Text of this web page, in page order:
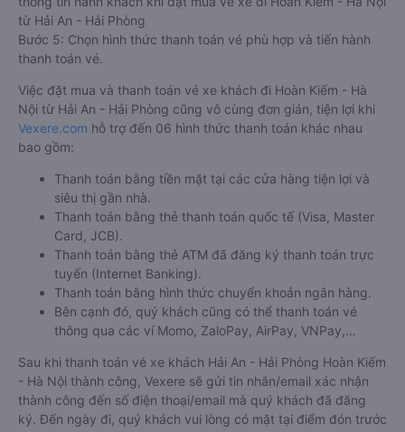
từ Hải An - Hải Phòng
Bước 5: Chọn hình thức thanh toán vé phù hợp và tiến hành
thanh toán vé.
Việc đặt mua và thanh toán vé xe khách đi Hoàn Kiếm - Hà
Nội từ Hải An - Hải Phòng cũng vô cùng đơn giản, tiện lợi khi
Vexere.com hỗ trợ đến 06 hình thức thanh toán khác nhau
bao gồm:
Thanh toán bằng tiền mặt tại các cửa hàng tiện lợi và
siêu thị gần nhà.
Thanh toán bằng thẻ thanh toán quốc tế (Visa, Master
Card, JCB).
Thanh toán bằng thẻ ATM đã đăng ký thanh toán trực
tuyến (Internet Banking).
Thanh toán bằng hình thức chuyển khoản ngân hàng.
Bên cạnh đó, quý khách cũng có thể thanh toán vé
thông qua các ví Momo, ZaloPay, AirPay, VNPay,…
Sau khi thanh toán vé xe khách Hải An - Hải Phòng Hoàn Kiếm
- Hà Nội thành công, Vexere sẽ gửi tin nhắn/email xác nhận
thành công đến số điện thoại/email mà quý khách đã đăng
ký. Đến ngày đi, quý khách vui lòng có mặt tại điểm đón trước